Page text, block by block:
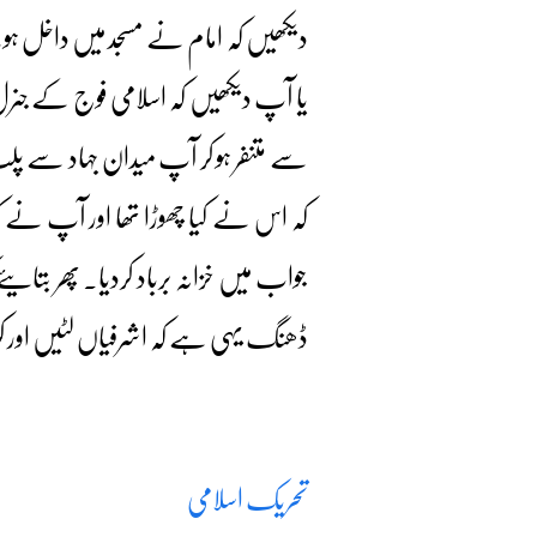
دیکھیں کہ امام نے مسجد میں داخل
یا آپ دیکھیں کہ اسلامی فوج کے
سے متنفر ہو کر آپ میدان جہاد سے
کہ اس نے کیا چھوڑا تھا اور آپ
جواب میں خزانہ برباد کردیا۔ پھر
ڈھنگ یہی ہے کہ اشرفیاں لٹیں اور
تحریک اسلامی